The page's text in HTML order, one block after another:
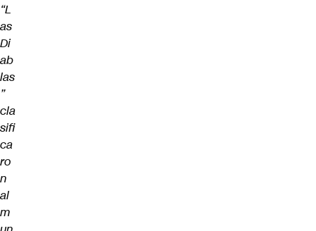
“L
as
Di
ab
las
”
cla
sifi
ca
ro
n
al
m